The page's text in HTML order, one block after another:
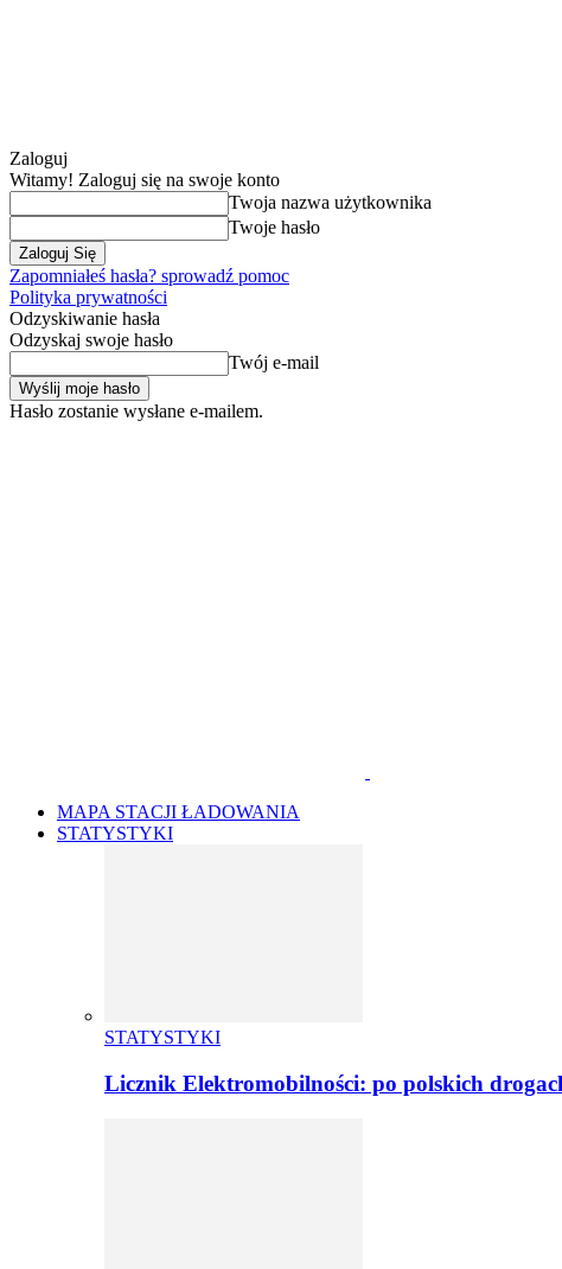
Zaloguj
Witamy! Zaloguj się na swoje konto
Twoja nazwa użytkownika
Twoje hasło
Zapomniałeś hasła? sprowadź pomoc
Polityka prywatności
Odzyskiwanie hasła
Odzyskaj swoje hasło
Twój e-mail
Hasło zostanie wysłane e-mailem.
MAPA STACJI ŁADOWANIA
STATYSTYKI
STATYSTYKI
Licznik Elektromobilności: po polskich